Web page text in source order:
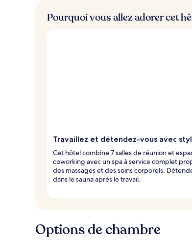
Pourquoi vous allez adorer cet
Travaillez et détendez-vous avec
Cet hôtel combine 7 salles de réunion et
coworking avec un spa à service complet
des massages et des soins corporels.
dans le sauna après le travail.
Options de chambre